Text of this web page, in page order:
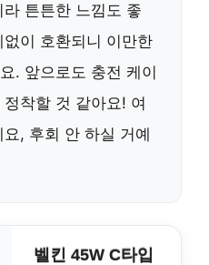
튼튼한 느낌도 좋
이 호환되니 이만한
. 앞으로도 충전 케이
착할 것 같아요! 여
, 후회 안 하실 거예
벨킨 45W C타입